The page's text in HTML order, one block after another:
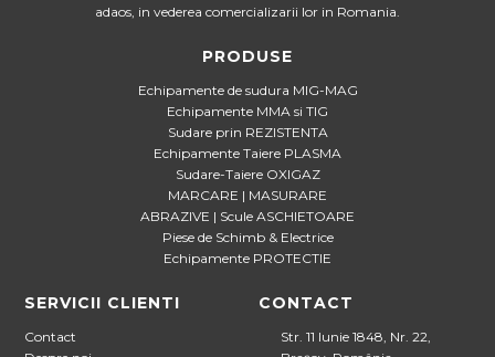
adaos, in vederea comercializarii lor in Romania.
PRODUSE
Echipamente de sudura MIG-MAG
Echipamente MMA si TIG
Sudare prin REZISTENTA
Echipamente Taiere PLASMA
Sudare-Taiere OXIGAZ
MARCARE | MASURARE
ABRAZIVE | Scule ASCHIETOARE
Piese de Schimb & Electrice
Echipamente PROTECTIE
SERVICII CLIENTI
Contact
CONTACT
Str. 11 Iunie 1848, Nr. 22,